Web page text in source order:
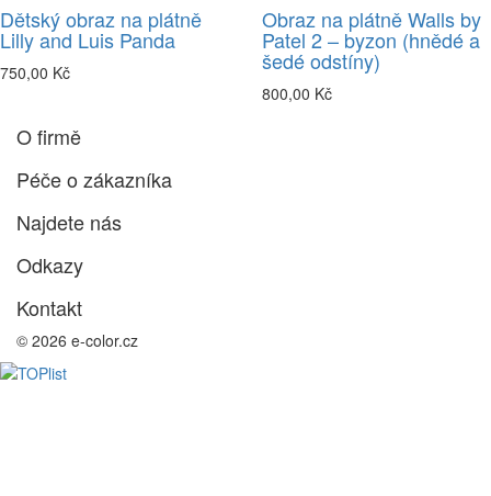
Dětský obraz na plátně
Lilly and Luis Panda
750,00 Kč
Obraz na plátně Walls by
Patel 2 – byzon (hnědé a
šedé odstíny)
800,00 Kč
O firmě
Péče o zákazníka
Najdete nás
Odkazy
Kontakt
© 2026 e-color.cz